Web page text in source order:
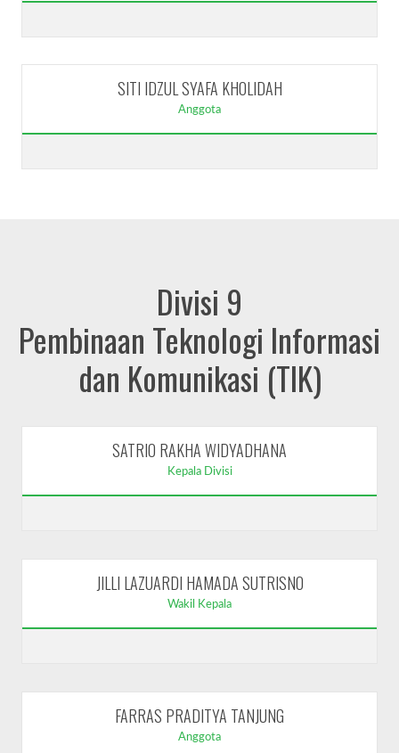
SITI IDZUL SYAFA KHOLIDAH
Anggota
Divisi 9
Pembinaan Teknologi Informasi
dan Komunikasi (TIK)
SATRIO RAKHA WIDYADHANA
Kepala Divisi
JILLI LAZUARDI HAMADA SUTRISNO
Wakil Kepala
FARRAS PRADITYA TANJUNG
Anggota